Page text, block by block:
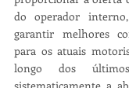
do operador
garantir melhores
para os atuais
longo dos